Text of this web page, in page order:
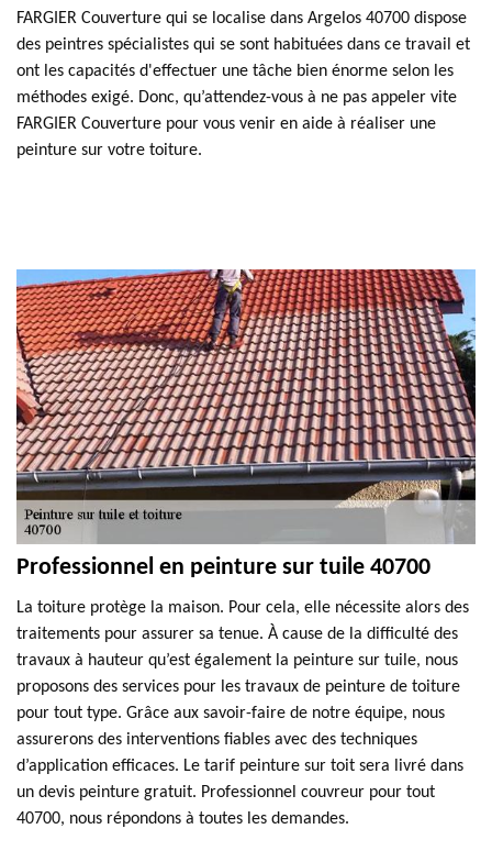
FARGIER Couverture qui se localise dans Argelos 40700 dispose
des peintres spécialistes qui se sont habituées dans ce travail et
ont les capacités d'effectuer une tâche bien énorme selon les
méthodes exigé. Donc, qu’attendez-vous à ne pas appeler vite
FARGIER Couverture pour vous venir en aide à réaliser une
peinture sur votre toiture.
Professionnel en peinture sur tuile 40700
La toiture protège la maison. Pour cela, elle nécessite alors des
traitements pour assurer sa tenue. À cause de la difficulté des
travaux à hauteur qu’est également la peinture sur tuile, nous
proposons des services pour les travaux de peinture de toiture
pour tout type. Grâce aux savoir-faire de notre équipe, nous
assurerons des interventions fiables avec des techniques
d’application efficaces. Le tarif peinture sur toit sera livré dans
un devis peinture gratuit. Professionnel couvreur pour tout
40700, nous répondons à toutes les demandes.